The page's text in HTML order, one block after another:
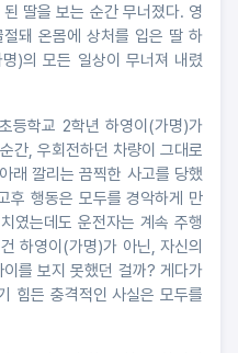
딸을 보는 순간 무너졌다. 영
돼 온몸에 상처를 입은 딸 하
)의 모든 일상이 무너져 내렸
등학교 2학년 하영이(가명)가
간, 우회전하던 차량이 그대로
래 깔리는 끔찍한 사고를 당했
후 행동은 모두를 경악하게 만
였는데도 운전자는 계속 주행
하영이(가명)가 아닌, 자신의
를 보지 못했던 걸까? 게다가
힘든 충격적인 사실은 모두를